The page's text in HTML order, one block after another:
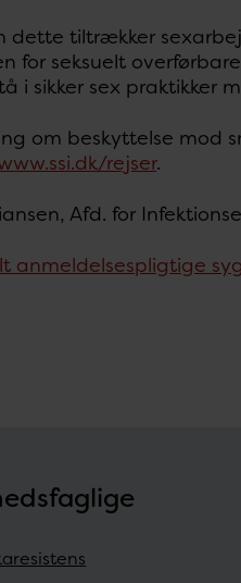
dette tiltrækker
for seksuelt
i sikker sex praktikker
om beskyttelse mod
rejser.
Afd. for
anmeldelsespligtige